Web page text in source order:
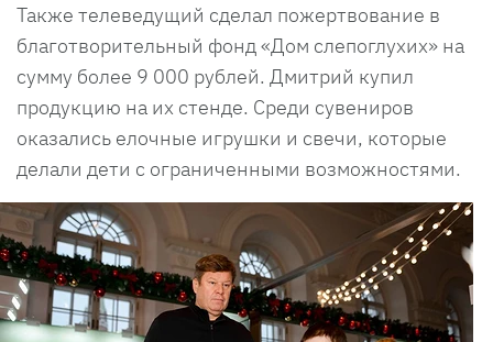
Также телеведущий сделал пожертвование в
благотворительный фонд «Дом слепоглухих» на
сумму более 9 000 рублей. Дмитрий купил
продукцию на их стенде. Среди сувениров
оказались елочные игрушки и свечи, которые
делали дети с ограниченными возможностями.